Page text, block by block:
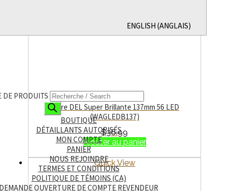
ENGLISH (ANGLAIS)
DE PRODUITS
BOUTIQUE
DÉTAILLANTS AUTORISÉS
MON COMPTE
PANIER
NOUS REJOINDRE
TERMES ET CONDITIONS
POLITIQUE DE TÉMOINS (CA)
OUVERTURE DE COMPTE REVENDEUR
Barre DEL Super Brillante 137mm 56 LED
(WAGLEDB137)
$36.99
Ajouter au panier
Quick View